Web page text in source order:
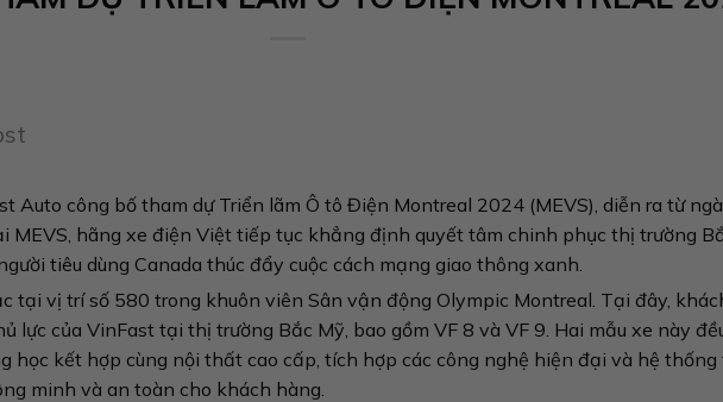
Auto công bố tham dự Triển lãm Ô tô Điện Montreal 2024 (MEVS), diễn ra từ
hãng xe điện Việt tiếp tục khẳng định quyết tâm chinh phục thị trường
tiêu dùng Canada thúc đẩy cuộc cách mạng giao thông xanh.
tại vị trí số 580 trong khuôn viên Sân vận động Olympic Montreal. Tại đây,
lực của VinFast tại thị trường Bắc Mỹ, bao gồm VF 8 và VF 9. Hai mẫu xe này
học kết hợp cùng nội thất cao cấp, tích hợp các công nghệ hiện đại và hệ thống
minh và an toàn cho khách hàng.